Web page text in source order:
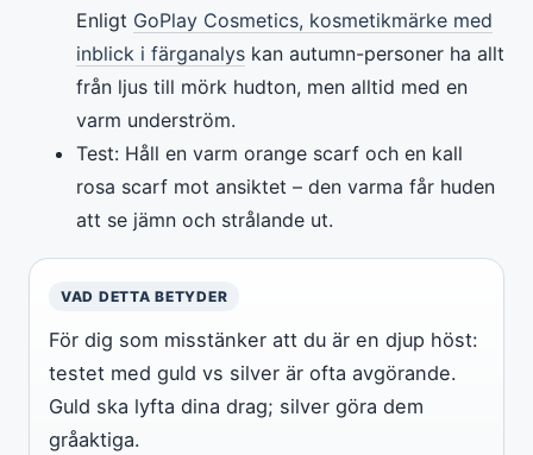
Enligt GoPlay Cosmetics, kosmetikmärke med
inblick i färganalys kan autumn-personer ha allt
från ljus till mörk hudton, men alltid med en
varm underström.
Test: Håll en varm orange scarf och en kall
rosa scarf mot ansiktet – den varma får huden
att se jämn och strålande ut.
VAD DETTA BETYDER
För dig som misstänker att du är en djup höst:
testet med guld vs silver är ofta avgörande.
Guld ska lyfta dina drag; silver göra dem
gråaktiga.